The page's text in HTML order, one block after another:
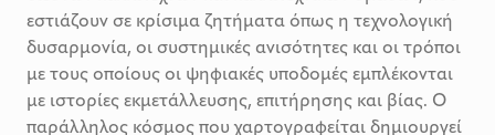
εστιάζουν σε κρίσιμα ζητήματα όπως η τεχνολογική
δυσαρμονία, οι συστημικές ανισότητες και οι τρόποι
με τους οποίους οι ψηφιακές υποδομές εμπλέκονται
με ιστορίες εκμετάλλευσης, επιτήρησης και βίας. Ο
παράλληλος κόσμος που χαρτογραφείται δημιουργεί